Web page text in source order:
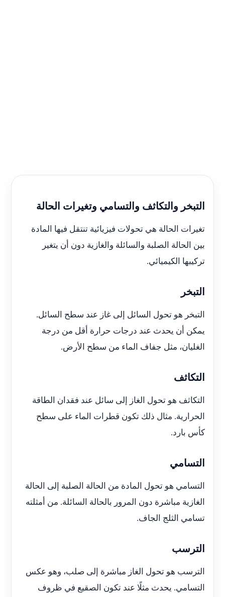
التبخر والتكاثف والتسامي وتغيرات الحالة
تغيرات الحالة هي تحولات فيزيائية تنتقل فيها المادة
بين الحالة الصلبة والسائلة والغازية دون أن يتغير
تركيبها الكيميائي.
التبخر
التبخر هو تحول السائل إلى غاز عند سطح السائل.
يمكن أن يحدث عند درجات حرارة أقل من درجة
الغليان، مثل جفاف الماء من سطح الأرض.
التكاثف
التكاثف هو تحول الغاز إلى سائل عند فقدان الطاقة
الحرارية. مثال ذلك تكون قطرات الماء على سطح
كأس بارد.
التسامي
التسامي هو تحول المادة من الحالة الصلبة إلى الحالة
الغازية مباشرة دون المرور بالحالة السائلة. من أمثلته
تسامي الثلج الجاف.
الترسب
الترسب هو تحول الغاز مباشرة إلى صلب، وهو عكس
التسامي. يحدث مثلًا عند تكون الصقيع في ظروف